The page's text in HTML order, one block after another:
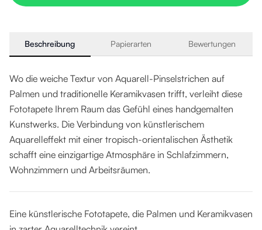
Beschreibung Papierarten Bewertungen
Wo die weiche Textur von Aquarell-Pinselstrichen auf
Palmen und traditionelle Keramikvasen trifft, verleiht diese
Fototapete Ihrem Raum das Gefühl eines handgemalten
Kunstwerks. Die Verbindung von künstlerischem
Aquarelleffekt mit einer tropisch-orientalischen Ästhetik
schafft eine einzigartige Atmosphäre in Schlafzimmern,
Wohnzimmern und Arbeitsräumen.
Eine künstlerische Fototapete, die Palmen und Keramikvasen